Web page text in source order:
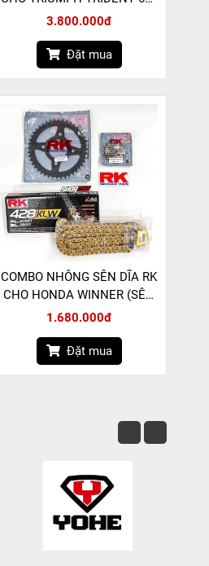
(SÊN DID 520 VX-3 PHỐT X-
3.800.000đ
Đặt mua
COMBO NHÔNG SÊN DĨA RK
CHO HONDA WINNER (SÊN
RK 428 KLW PHỐT XW-RING)
1.680.000đ
Đặt mua